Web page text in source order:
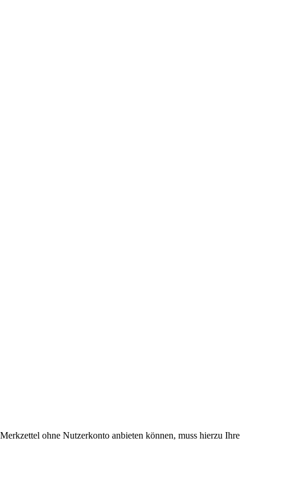
ohne Nutzerkonto anbieten können, muss hierzu Ihre